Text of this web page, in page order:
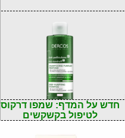
חדש על המדף: שמפו דרקוס
לטיפול בקשקשים